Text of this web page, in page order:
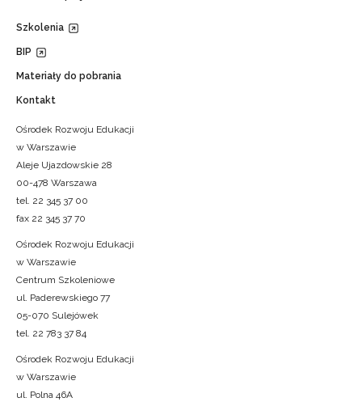
Szkolenia
BIP
Materiały do pobrania
Kontakt
Ośrodek Rozwoju Edukacji
w Warszawie
Aleje Ujazdowskie 28
00-478 Warszawa
tel. 22 345 37 00
fax 22 345 37 70
Ośrodek Rozwoju Edukacji
w Warszawie
Centrum Szkoleniowe
ul. Paderewskiego 77
05-070 Sulejówek
tel. 22 783 37 84
Ośrodek Rozwoju Edukacji
w Warszawie
ul. Polna 46A